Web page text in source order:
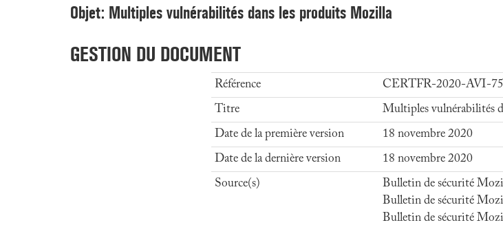
Objet: Multiples vulnérabilités dans les produits Mozilla
GESTION DU DOCUMENT
Référence
CERTFR-2020-AVI-
Titre
Multiples vulnérabilités
Date de la première version
18 novembre 2020
Date de la dernière version
18 novembre 2020
Source(s)
Bulletin de sécurité
Bulletin de sécurité
Bulletin de sécurité